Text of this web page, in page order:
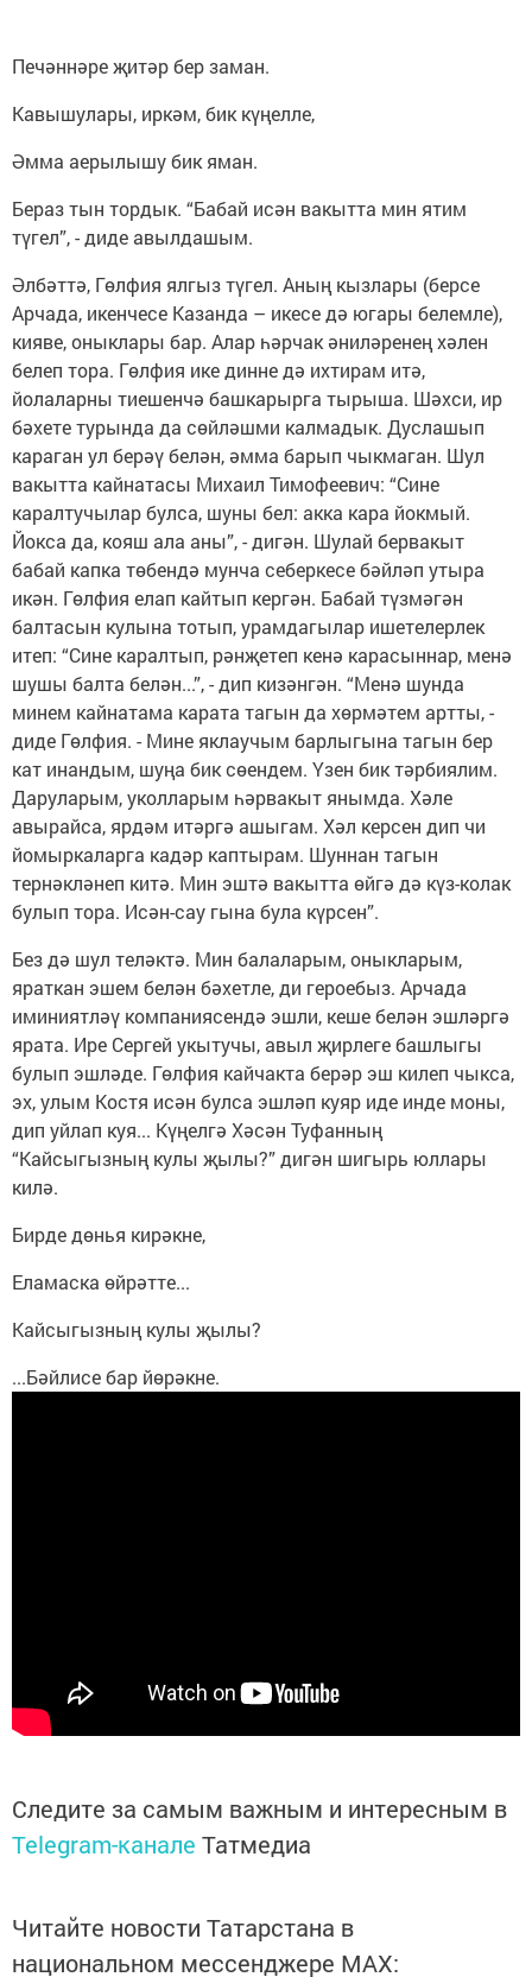
Печәннәре җитәр бер заман.
Кавышулары, иркәм, бик күңелле,
Әмма аерылышу бик яман.
Бераз тын тордык. “Бабай исән вакытта мин ятим
түгел”, - диде авылдашым.
Әлбәттә, Гөлфия ялгыз түгел. Аның кызлары (берсе
Арчада, икенчесе Казанда – икесе дә югары белемле),
кияве, оныклары бар. Алар һәрчак әниләренең хәлен
белеп тора. Гөлфия ике динне дә ихтирам итә,
йолаларны тиешенчә башкарырга тырыша. Шәхси, ир
бәхете турында да сөйләшми калмадык. Дуслашып
караган ул берәү белән, әмма барып чыкмаган. Шул
вакытта кайнатасы Михаил Тимофеевич: “Сине
каралтучылар булса, шуны бел: акка кара йокмый.
Йокса да, кояш ала аны”, - дигән. Шулай бервакыт
бабай капка төбендә мунча себеркесе бәйләп утыра
икән. Гөлфия елап кайтып кергән. Бабай түзмәгән
балтасын кулына тотып, урамдагылар ишетелерлек
итеп: “Сине каралтып, рәнҗетеп кенә карасыннар, менә
шушы балта белән...”, - дип кизәнгән. “Менә шунда
минем кайнатама карата тагын да хөрмәтем артты, -
диде Гөлфия. - Мине яклаучым барлыгына тагын бер
кат инандым, шуңа бик сөендем. Үзен бик тәрбиялим.
Даруларым, уколларым һәрвакыт янымда. Хәле
авырайса, ярдәм итәргә ашыгам. Хәл керсен дип чи
йомыркаларга кадәр каптырам. Шуннан тагын
тернәкләнеп китә. Мин эштә вакытта өйгә дә күз-колак
булып тора. Исән-сау гына була күрсен”.
Без дә шул теләктә. Мин балаларым, оныкларым,
яраткан эшем белән бәхетле, ди героебыз. Арчада
иминиятләү компаниясендә эшли, кеше белән эшләргә
ярата. Ире Сергей укытучы, авыл җирлеге башлыгы
булып эшләде. Гөлфия кайчакта берәр эш килеп чыкса,
эх, улым Костя исән булса эшләп куяр иде инде моны,
дип уйлап куя... Күңелгә Хәсән Туфанның
“Кайсыгызның кулы җылы?” дигән шигырь юллары
килә.
Бирде дөнья кирәкне,
Еламаска өйрәтте...
Кайсыгызның кулы җылы?
...Бәйлисе бар йөрәкне.
Следите за самым важным и интересным в
Telegram-канале Татмедиа
Читайте новости Татарстана в
национальном мессенджере MАХ: